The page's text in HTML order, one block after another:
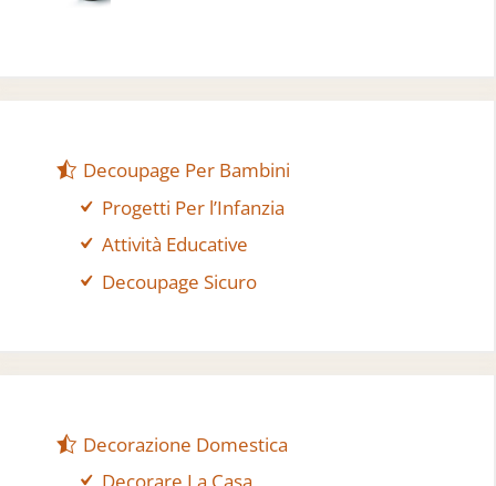
Decoupage Per Bambini
Progetti Per l’Infanzia
Attività Educative
Decoupage Sicuro
Decorazione Domestica